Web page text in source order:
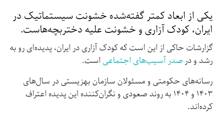
یکی از ابعاد کمتر گفته‌شده خشونت سیستماتیک در
ایران، کودک آزاری و خشونت علیه دختربچه‌هاست.
گزارشات حاکی از این است که کودک آزاری در ایران، پدیده‌ای رو به
رشد و در صدر آسیب‌های اجتماعی است.
رسانه‌های حکومتی و مسئولان سازمان بهزیستی در سال‌های
۱۴۰۳ و ۱۴۰۴ به روند صعودی و نگران‌کننده این پدیده اعتراف
کرده‌اند.